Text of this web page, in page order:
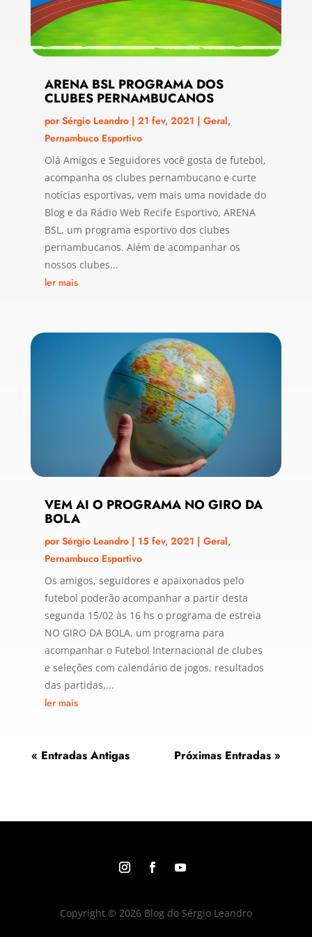
ARENA BSL PROGRAMA DOS
CLUBES PERNAMBUCANOS
porSérgio Leandro| 21 fev, 2021 | Geral,
Pernambuco Esportivo
Olá Amigos e Seguidores você gosta de futebol,
acompanha os clubes pernambucano e curte
notícias esportivas, vem mais uma novidade do
Blog e da Rádio Web Recife Esportivo, ARENA
BSL, um programa esportivo dos clubes
pernambucanos. Além de acompanhar os
nossos clubes...
ler mais
VEM AI O PROGRAMA NO GIRO DA
BOLA
porSérgio Leandro| 15 fev, 2021 | Geral,
Pernambuco Esportivo
Os amigos, seguidores e apaixonados pelo
futebol poderão acompanhar a partir desta
segunda 15/02 às 16 hs o programa de estreia
NO GIRO DA BOLA, um programa para
acompanhar o Futebol Internacional de clubes
e seleções com calendário de jogos, resultados
das partidas,...
ler mais
« Entradas Antigas Próximas Entradas »
Copyright © 2026 Blog do Sérgio Leandro